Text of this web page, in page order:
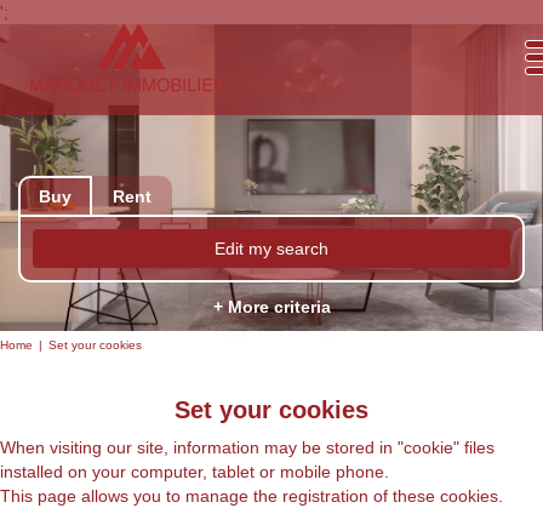
';
Buy Rent
Edit my search
+ More criteria
Home Set your cookies
Set your cookies
When visiting our site, information may be stored in "cookie" files
installed on your computer, tablet or mobile phone.
This page allows you to manage the registration of these cookies.